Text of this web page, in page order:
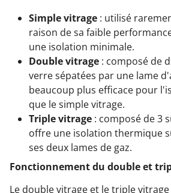
Simple vitrage : utilisé
raison de sa faible
une isolation minimale.
Double vitrage : composé de
verre sépatées par une lame
beaucoup plus efficace pour
que le simple vitrage.
Triple vitrage : composé de 3
offre une isolation thermique
ses deux lames de gaz.
Fonctionnement du double et
Le double vitrage et letriple vitrage